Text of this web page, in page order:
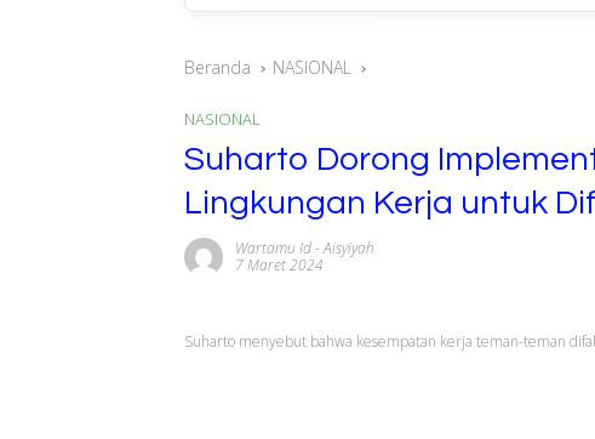
Beranda NASIONAL
NASIONAL
Suharto Dorong
Lingkungan Kerja untuk
Wartamu Id-Aisyiyah
7 Maret 2024
Suharto menyebut bahwa kesempatan kerja teman-teman